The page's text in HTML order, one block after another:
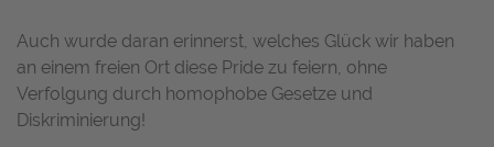
Auch wurde daran erinnerst, welches Glück wir haben
an einem freien Ort diese Pride zu feiern, ohne
Verfolgung durch homophobe Gesetze und
Diskriminierung!